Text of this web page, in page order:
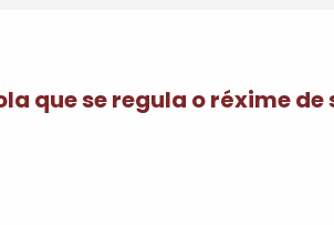
que se regula o réxime